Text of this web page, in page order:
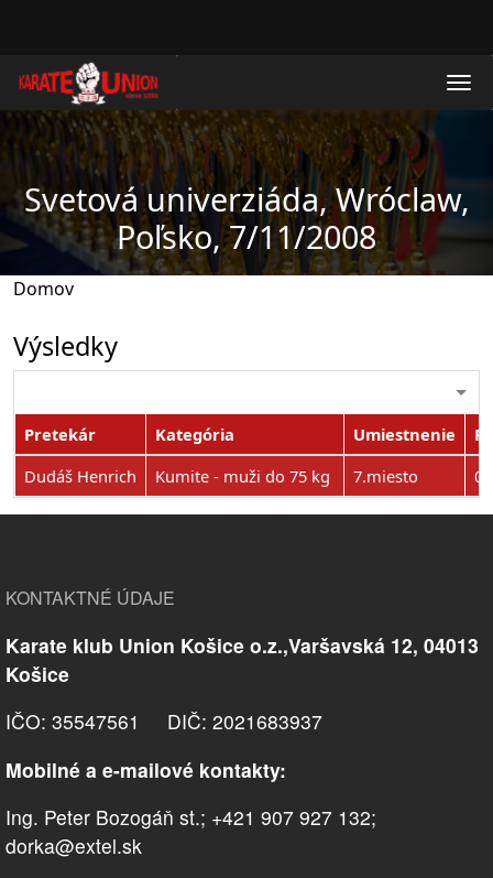
Svetová univerziáda, Wróclaw,
Poľsko, 7/11/2008
Domov
Výsledky
Pretekár Kategória Umiestnenie
Dudáš Henrich
Kumite - muži do 75 kg 7.miesto 0
KONTAKTNÉ ÚDAJE
Karate klub Union Košice o.z.,Varšavská 12, 04013
Košice
IČO: 35547561 DIČ: 2021683937
Mobilné a e-mailové kontakty:
Ing. Peter Bozogáň st.; +421 907 927 132;
dorka@extel.sk